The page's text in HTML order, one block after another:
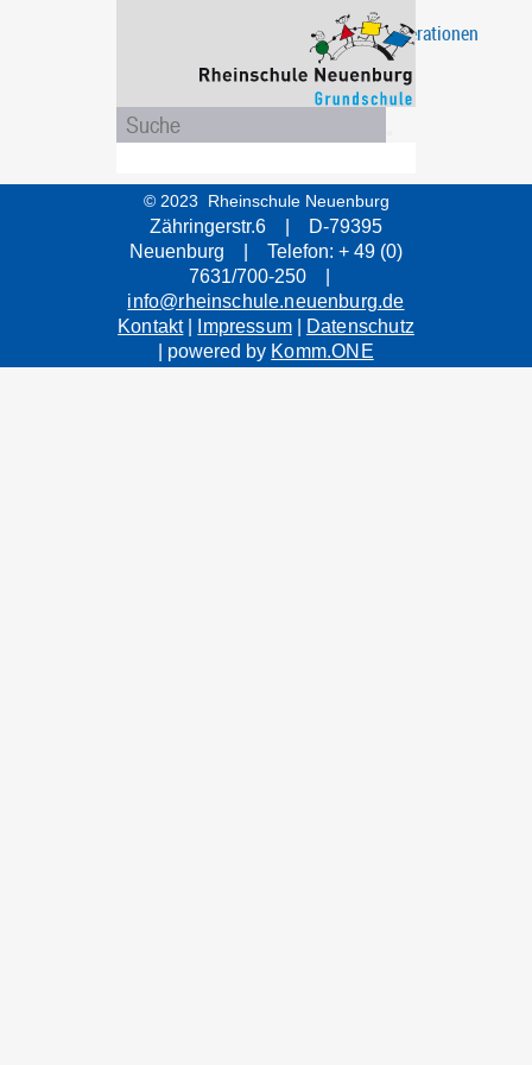
Ganztagsschule
Das
sind
wir
Kooperationen
© 2023 Rheinschule Neuenburg
Zähringerstr.6 | D-79395
Neuenburg | Telefon: + 49 (0)
7631/700-250 |
info@rheinschule.neuenburg.de
Kontakt| Impressum|
Datenschutz
| powered by Komm.ONE